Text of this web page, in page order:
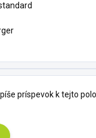
príspevok k tejto